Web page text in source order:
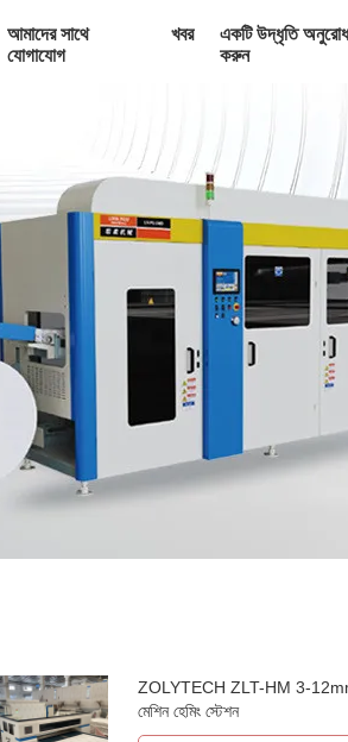
আমাদের সাথে
যোগাযোগ
খবর
একটি উদ্ধৃতি অনুরোধ
করুন
ZOLYTECH ZLT-HM 3-12mm
মেশিন হেমিং স্টেশন